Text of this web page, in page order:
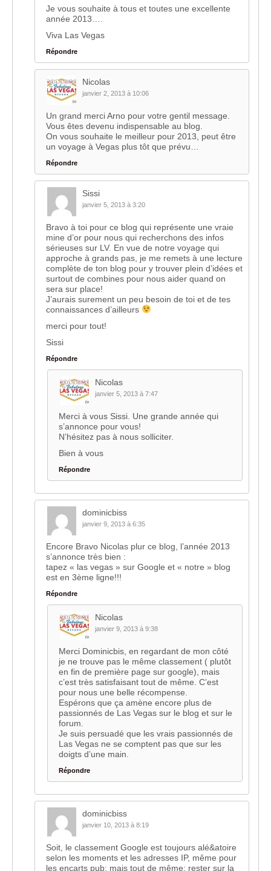
Je vous souhaite à tous et toutes une excellente
année 2013….
Viva Las Vegas
Répondre
Nicolas
janvier 2, 2013 à 10:06
Un grand merci Arno pour votre gentil message.
Vous êtes devenu indispensable au blog.
On vous souhaite le meilleur pour 2013, peut être
un voyage à Vegas plus tôt que prévu…
Répondre
Sissi
janvier 5, 2013 à 3:20
Bravo à toi pour ce blog qui représente une vraie
mine d’or pour nous qui recherchons des infos
sérieuses sur LV. En vue de notre voyage qui
approche à grands pas, je me remets à une lecture
complète de ton blog pour y trouver plein d’idées et
surtout de combines pour nous aider quand on
sera sur place!
J’aurais surement un peu besoin de toi et de tes
connaissances d’ailleurs
merci pour tout!
Sissi
Répondre
Nicolas
janvier 5, 2013 à 7:47
Merci à vous Sissi. Une grande année qui
s’annonce pour vous!
N’hésitez pas à nous solliciter.
Bien à vous
Répondre
dominicbiss
janvier 9, 2013 à 6:35
Encore Bravo Nicolas plur ce blog, l’année 2013
s’annonce très bien :
tapez « las vegas » sur Google et « notre » blog
est en 3ème ligne!!!
Répondre
Nicolas
janvier 9, 2013 à 9:38
Merci Dominicbis, en regardant de mon côté
je ne trouve pas le même classement ( plutôt
en fin de première page sur google), mais
c’est très satisfaisant tout de même. C’est
pour nous une belle récompense.
Espérons que ça amène encore plus de
passionnés de Las Vegas sur le blog et sur le
forum.
Je suis persuadé que les vrais passionnés de
Las Vegas ne se comptent pas que sur les
doigts d’une main.
Répondre
dominicbiss
janvier 10, 2013 à 8:19
Soit, le classement Google est toujours alé&atoire
selon les moments et les adresses IP, même pour
les encarts pub; mais tout de même; rester sur la